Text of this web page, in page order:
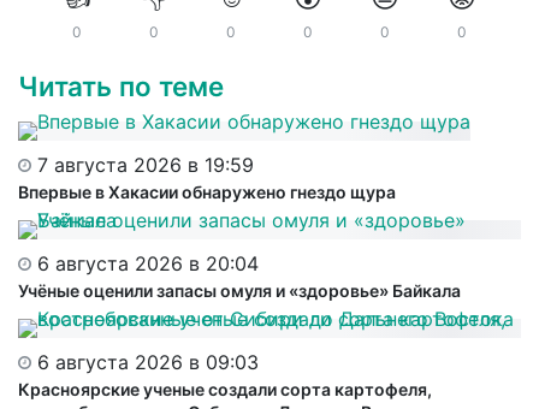
0 0 0 0 0 0
Читать по теме
7 августа 2026 в 19:59
Впервые в Хакасии обнаружено гнездо щура
6 августа 2026 в 20:04
Учёные оценили запасы омуля и «здоровье» Байкала
6 августа 2026 в 09:03
Красноярские ученые создали сорта картофеля,